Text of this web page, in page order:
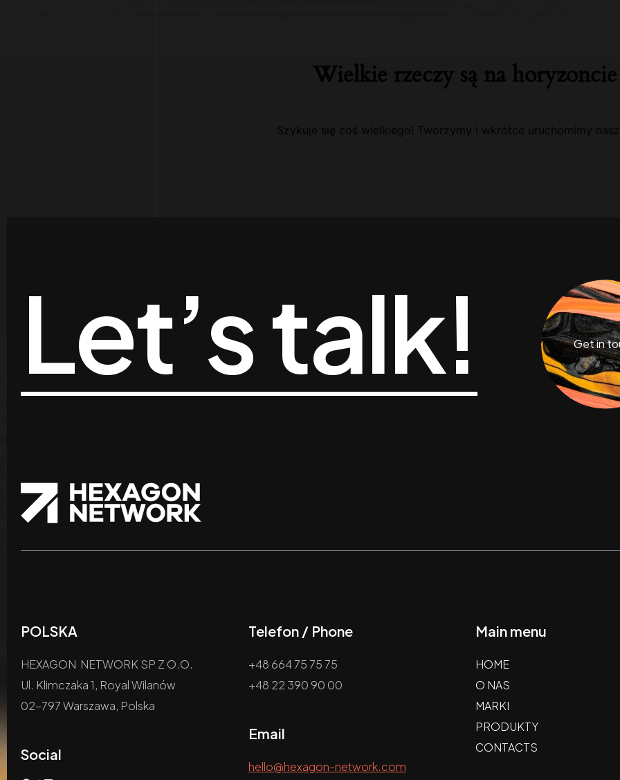
Wielkie rzeczy są na horyzoncie
Szykuje się coś wielkiego! Tworzymy i wkrótce uruchomimy
Let’s talk! Get in
POLSKA
HEXAGON NETWORK SP Z O.O.
Ul. Klimczaka 1, Royal Wilanów
02-797 Warszawa, Polska
Social
Telefon / Phone
+48 664 75 75 75
+48 22 390 90 00
Email
hello@hexagon-network.com
Main menu
HOME
O NAS
MARKI
PRODUKTY
CONTACTS